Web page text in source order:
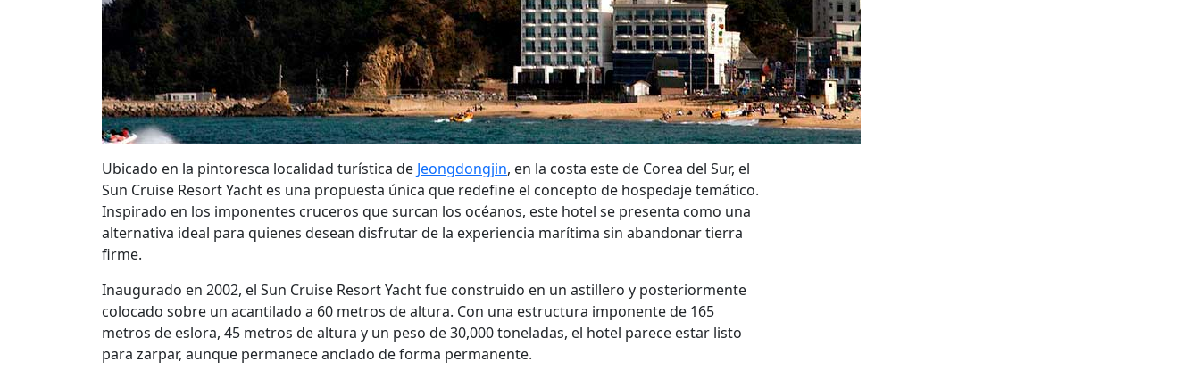
Ubicado en la pintoresca localidad turística de Jeongdongjin, en la costa este de Corea del Sur, el
Sun Cruise Resort Yacht es una propuesta única que redefine el concepto de hospedaje temático.
Inspirado en los imponentes cruceros que surcan los océanos, este hotel se presenta como una
alternativa ideal para quienes desean disfrutar de la experiencia marítima sin abandonar tierra
firme.
Inaugurado en 2002, el Sun Cruise Resort Yacht fue construido en un astillero y posteriormente
colocado sobre un acantilado a 60 metros de altura. Con una estructura imponente de 165
metros de eslora, 45 metros de altura y un peso de 30,000 toneladas, el hotel parece estar listo
para zarpar, aunque permanece anclado de forma permanente.